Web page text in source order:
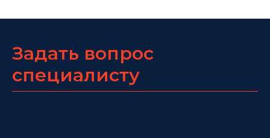
Задать вопрос
специалисту